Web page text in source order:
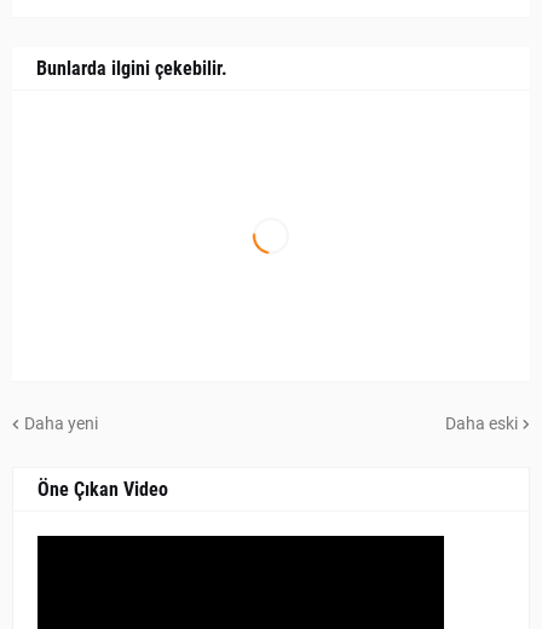
Bunlarda ilgini çekebilir.
Daha yeni Daha eski
Öne Çıkan Video